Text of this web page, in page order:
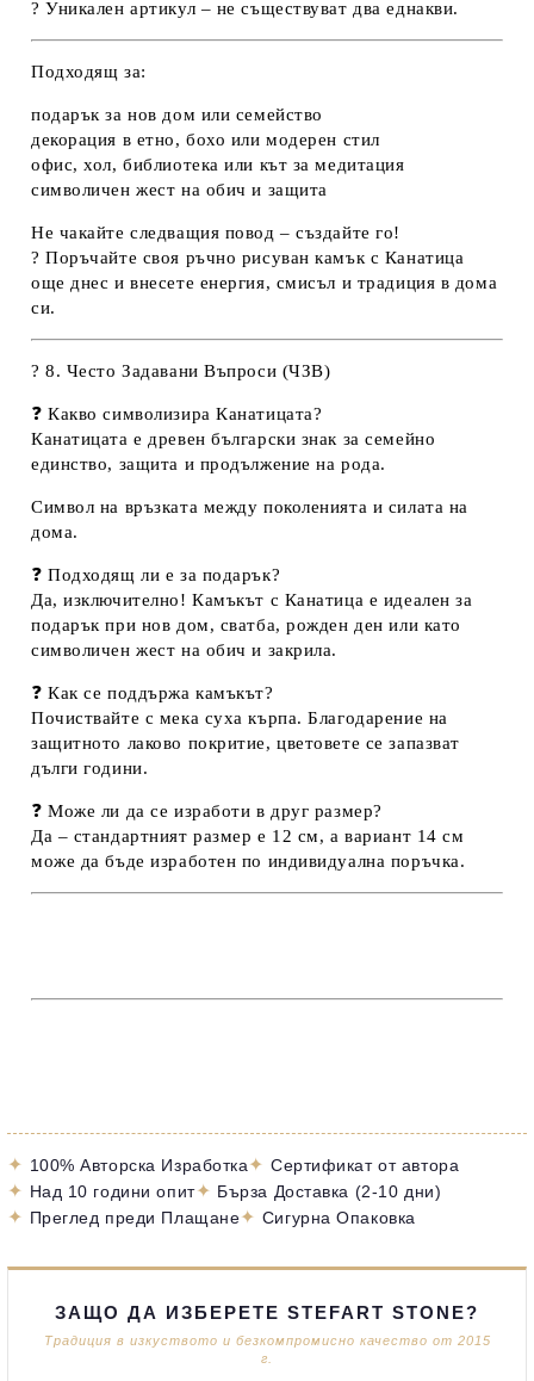
?Уникален артикул – не съществуват два еднакви.
Подходящ за:
подарък за нов дом или семейство
декорация в етно, бохо или модерен стил
офис, хол, библиотека или кът за медитация
символичен жест на обич и защита
Не чакайте следващия повод – създайте го!
?️ Поръчайте своя ръчно рисуван камък с Канатица
още днес и внесете енергия, смисъл и традиция в дома
си.
? 8. Често Задавани Въпроси (ЧЗВ)
❓ Какво символизира Канатицата?
Канатицата е древен български знак за семейно
единство, защита и продължение на рода.
Символ на връзката между поколенията и силата на
дома.
❓ Подходящ ли е за подарък?
Да, изключително! Камъкът с Канатица е идеален за
подарък при нов дом, сватба, рожден ден или като
символичен жест на обич и закрила.
❓ Как се поддържа камъкът?
Почиствайте с мека суха кърпа. Благодарение на
защитното лаково покритие, цветовете се запазват
дълги години.
❓ Може ли да се изработи в друг размер?
Да – стандартният размер е 12 см, а вариант 14 см
може да бъде изработен по индивидуална поръчка.
✦ 100% Авторска Изработка✦ Сертификат от автора
✦ Над 10 години опит✦ Бърза Доставка (2-10 дни)
✦ Преглед преди Плащане✦ Сигурна Опаковка
ЗАЩО ДА ИЗБЕРЕТЕ STEFART STONE?
Традиция в изкуството и безкомпромисно качество от 2015
г.